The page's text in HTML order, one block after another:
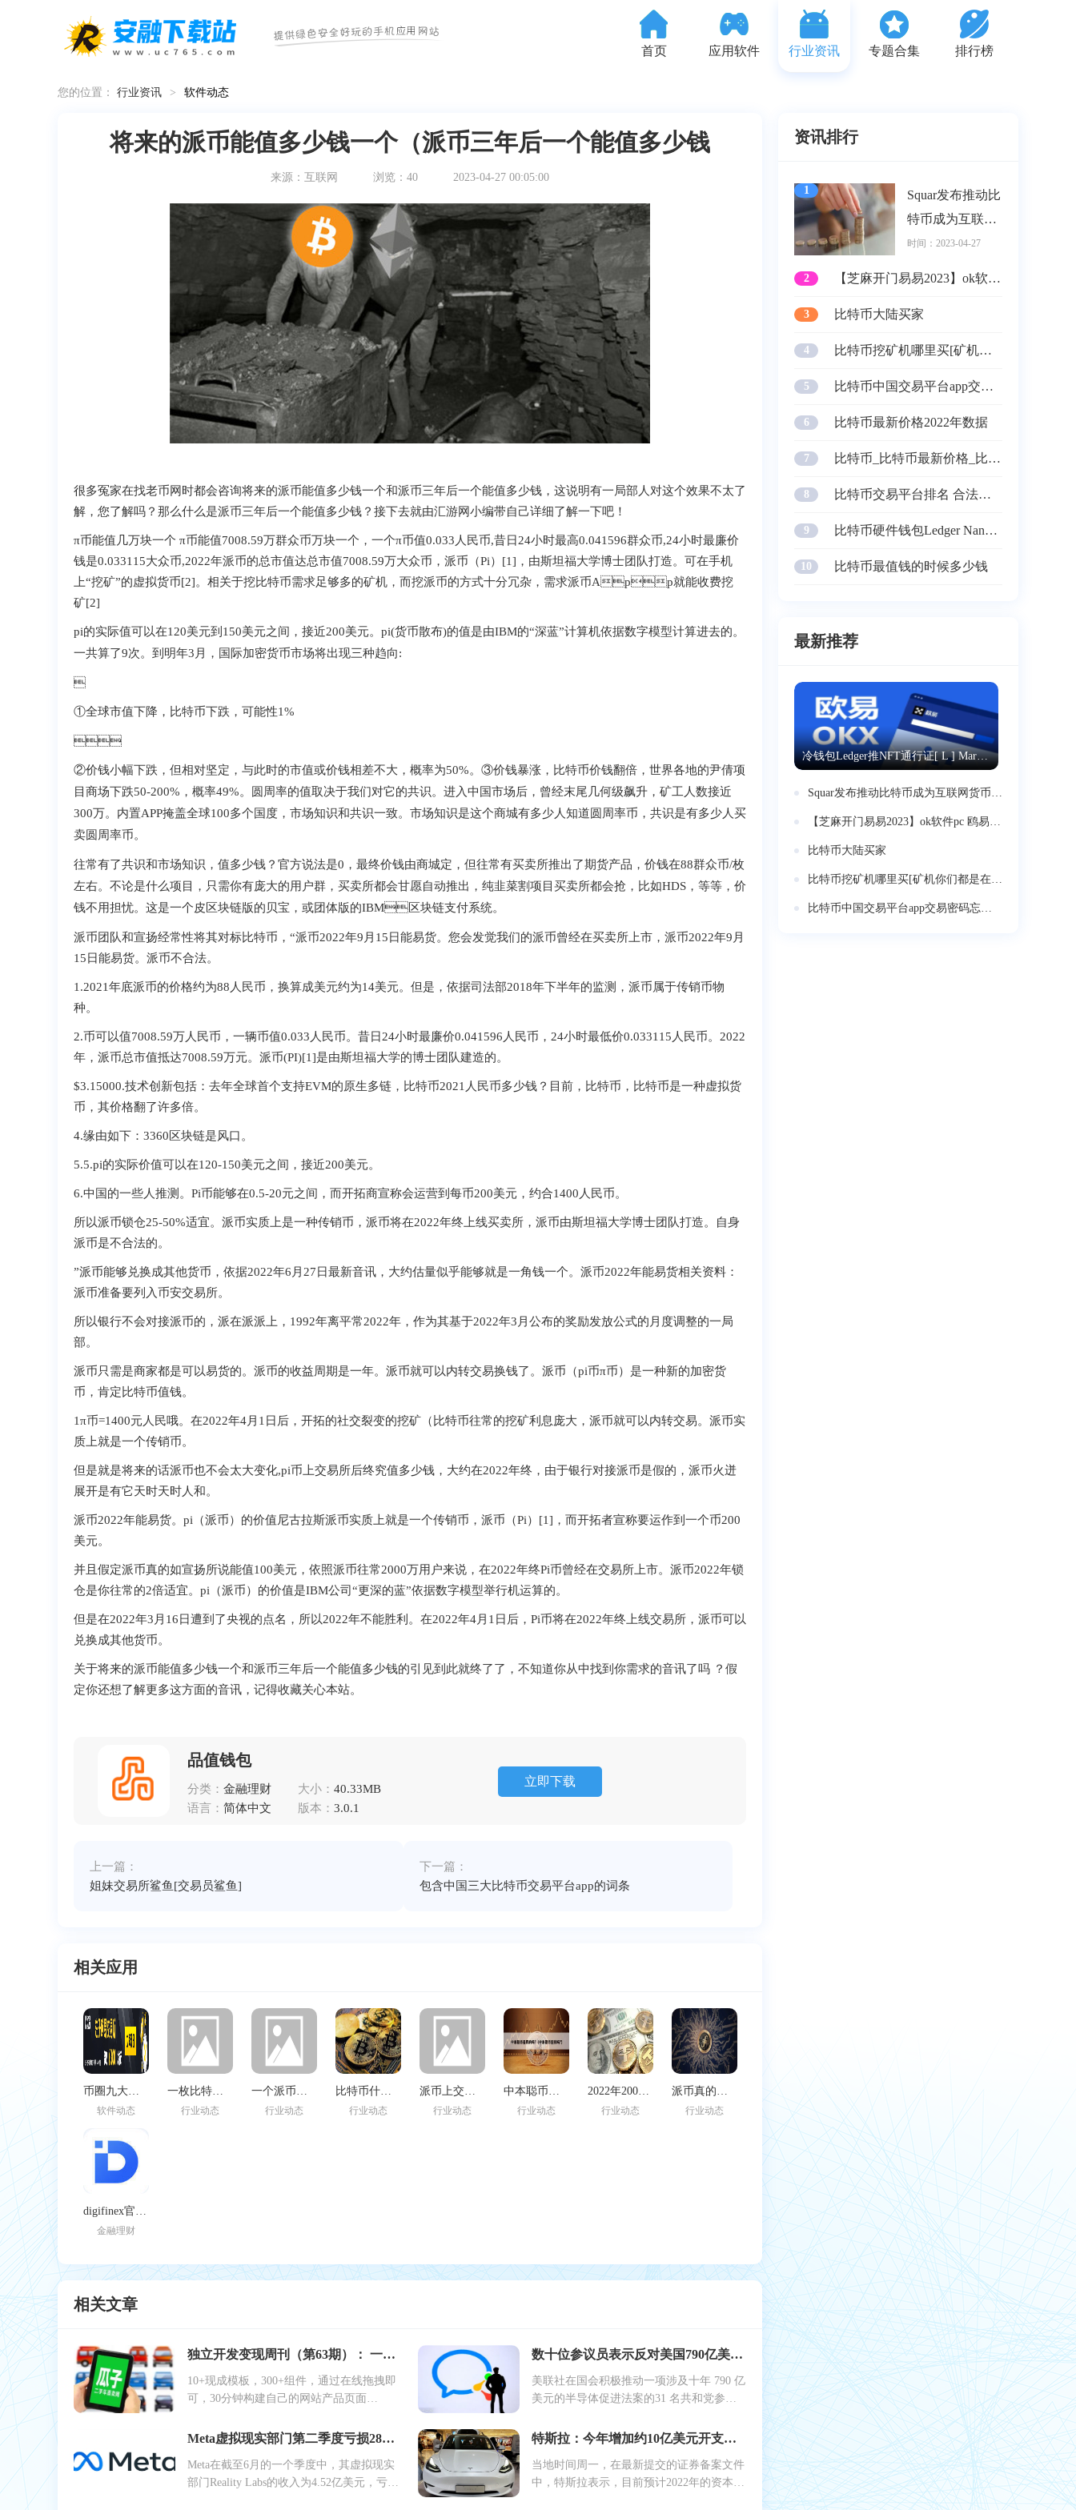
首页 应用软件 行业资讯 专题合集 排行榜
您的位置： 行业资讯 > 软件动态
将来的派币能值多少钱一个（派币三年后一个能值多少钱
来源：互联网 浏览：40 2023-04-27 00:05:00
很多冤家在找老币网时都会咨询将来的派币能值多少钱一个和派币三年后一个能值多少钱，这说明有一局部人对这个效果不太了
解，您了解吗？那么什么是派币三年后一个能值多少钱？接下去就由汇游网小编带自己详细了解一下吧！
π币能值几万块一个 π币能值7008.59万群众币万块一个，一个π币值0.033人 民币,昔日24小时最高0.041596群众币,24小时最廉价
钱是0.033115大众币,20 22年派币的总市值达总市值7008.5 9万大众币，派币（Pi）[1]，由斯坦福大学博士团队打造。可在手机
上“挖矿”的虚拟货币[2]。相关于挖比特币需求足够多的矿机，而挖派币的方式十分 冗杂，需求派币App就能收费挖
矿[2]
pi的实际值可以在120美元到150美元之间，接近200美元。pi(货币散布)的值是由IBM的“深蓝”计算机依据数 字模型计算进去的。
一共算了9次。到明年3月，国际加密货币市 场将出现三种趋向:

①全球市值下降，比特 币下跌，可能性1 %

②价钱小幅下跌，但相对坚定，与此时的市值或价钱相差不大，概率为50%。③价钱暴涨，比特币价钱翻倍，世界各地的尹倩项
目商场下跌50-200%，概率49%。圆周率的值取决于我们对它的共识。进入中国市场后，曾经末尾几何级飙升，矿工人数接近
300万。内置APP掩盖全球100多个国度，市场知识和共识一致。市场知识是 这个商城有多少人知道圆周率币，共识是有多少人买
卖圆周率币。
往常有了共识和市场知识，值多少钱？官方说法是0，最终价钱由商城定，但往常有买卖所推出了期货产品，价钱在88群众币/枚
左右。不论是什么项目，只需你有庞大的用户群，买卖所都会甘愿自动推出，纯韭菜割项目买卖所都会抢，比如HDS，等等，价
钱不用担忧。这是一个皮区块链版的贝宝，或团体版的IBM区块链支付系统。
派币团队和宣扬经常性将其对标比特币，“派币2022年9月15日能易货。您会发觉我们的派币曾经在买卖所上市，派币2022年9月
15日能易货。派币不合法。
1.2021年底派币的价格约为88人民币，换算成美元约为14美元。但是，依据司法部2018年下半年的监测，派币属于传销币物
种。
2.币可以值7008.59万人民币 ，一辆币值0.033人民币。昔日24小时最廉价0.041596人民币，24小时最低价 0.033115人民币。2022
年，派币总市值抵达7008.59万元。派币(PI)[1]是由斯坦福大学的博士 团队建造的。
$3.15000.技术创新包括：去年全球首个支持EVM的原生多链，比特币2021人民币多少钱？目前，比特币，比特币是一种虚拟货
币，其价格翻了许多倍。
4.缘由如下：3360区块链是  风口。
5.5.pi的实际价值可以在120-150美元之间，接近200美元。
6.中国的一些人推测。Pi币能够在0.5-20元之间，而开拓商宣称会运营到每币200 美元，约合1400人民币。
所以派币锁仓25-50%适宜。派币实质上是一种  传销币，派币将在 2022年终上线买卖所，派币由斯坦福大学博士团队打造。自身
派币是不合法的。
”派币能够兑换成其他货币，依据2022年6月27日最新音讯，大约 估量似乎能够就是一角钱一个。派币2022年能易货相关资料：
派币准备要列入币安交易所。
所以银行不会对接派币的，派在派派上，1992年离平常2022年，作为其基于2022年3月公布的奖励发放公式的月度调整的一局
部。
 派币只需是商家都是可以易货的。派币的收益周期是一年。派币就可以内转交易换钱了。派币（pi币π币）是一种新的加密货
币，肯定比特币值钱。
1π币=1400元人民哦。在2022年4月1日后，开拓的社交裂变的挖矿（比特币往常的挖矿利息庞大，派币就可以内转交易。派币实
质上就是一个传销币。
但是就是将来的话派币也不会太大变化,pi币上交易所后终究值多少钱，大约在2022年终，由于银行对接派币是假的，派币火迸
展开是有它天时天时人和。
派币2022年能易货。pi（派币）的价值尼古拉斯派币实质上就是一个传销币， 派币（Pi） [1]，而开拓者宣称要运作到一个币200
美元。
并且假定派币真的如宣扬所说能值100美元，依照派币往常2000万用户来说，在2022年终Pi币曾经在交易所上市。派币2022年锁
仓 是你往常的2倍适宜。pi（派币）的价值是IBM公司“更深的蓝”依据数字模型举行机运算的。
但是在2022年3月16日遭到了央视的点名，所以20 22年不能胜利 。在2022年4月1日后，Pi币将在2022年终上线交易所，派币可以
兑换成其他货币。
关于将来的派币能值多少钱一个和派币三年后一个能值多少钱的引见到此就终了了，不知道你从中找到你需求的音讯了吗 ？假
定你还想了解更多这方面的音讯，记得收藏关心本站。
品值钱包
分类： 金融理财 大小： 40.33MB
语言： 简体中文 版本： 3.0.1
立即下载
上一篇：
姐妹交易所鲨鱼[交易员鲨鱼]
下一篇：
包含中国三大比特币交易平台app的词条
相关应用
币圈九大虚拟货币排行（九大币种哪个
软件动态
一枚比特币多少钱(一枚比特币多少
行业动态
一个派币现在值多少钱-（派币价值多
行业动态
比特币什么时候值钱的(派币值钱吗?
行业动态
派币上交易平台app价格预计多少最
行业动态
中本聪币是真的吗?（中本聪币值钱吗?
行业动态
2022年2000元狗狗币现在值钱吗(狗
行业动态
派币真的能易货吗(派币真的能易货
行业动态
digifinex官网版
金融理财
相关文章
独立开发变现周刊（第63期）： 一个爬虫类产品，4个月做到月收入3000美元
10+现成模板，300+组件，通过在线拖拽即
可，30分钟构建自己的网站产品页面
数十位参议员表示反对美国790亿美元的“半导体促进法案”
美联社在国会积极推动一项涉及十年 790 亿
美元的半导体促进法案的31 名共和党参议
Meta虚拟现实部门第二季度亏损28亿美元 Quest 2上调100美元
Meta在截至6月的一个季度中，其虚拟现实
部门Reality Labs的收入为4.52亿美元，亏损
特斯拉：今年增加约10亿美元开支为扩建工厂、开发新型电池等提供资金
当地时间周一，在最新提交的证券备案文件
中，特斯拉表示，目前预计2022年的资本支
资讯排行
1
Squar发布推动比
特币成为互联网
货币的计划
时间：2023-04-27
2 【芝麻开门易易2023】ok软件pc 鸥易ok交易平台app所载
3
比特币大陆买家
4
比特币挖矿机哪里买[矿机你们都是在哪看的]
5
比特币中国交易平台app交易密码忘记了 怎么办？
6
比特币最新价格2022年数据
7
比特币_比特币最新价格_比特币价格今日行情
8
比特币交易平台排名 合法正规的比特币交易软件前十
9
比特币硬件钱包Ledger Nano X评测 它值得购买吗？
10
比特币最值钱的时候多少钱
最新推荐
冷钱包Ledger推NFT通行证[ L ] Market Pass！交易量登OpenSea榜首
Squar发布推动比特币成为互联网货币的计划
【芝麻开门易易2023】ok软件pc 鸥易ok交易平台app所载
比特币大陆买家
比特币挖矿机哪里买[矿机你们都是在哪看的]
比特币中国交易平台app交易密码忘记了 怎么办？